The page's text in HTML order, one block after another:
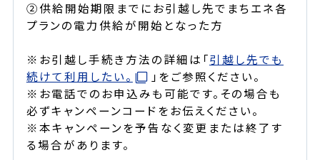
②供給開始期限までにお引越し先でまちエネ各
プランの電力供給が開始となった方
※お引越し手続き方法の詳細は「 引越し先でも
続けて利用したい。
」をご参照ください。
※お電話でのお申込みも可能です。その場合も
必ずキャンペーンコードをお伝えください。
※本キャンペーンを予告なく変更または終了す
る場合があります。